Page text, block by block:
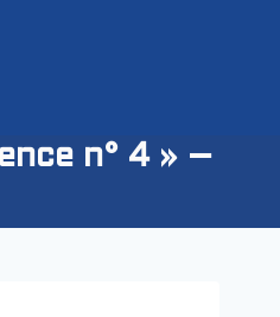
n° 4 » –